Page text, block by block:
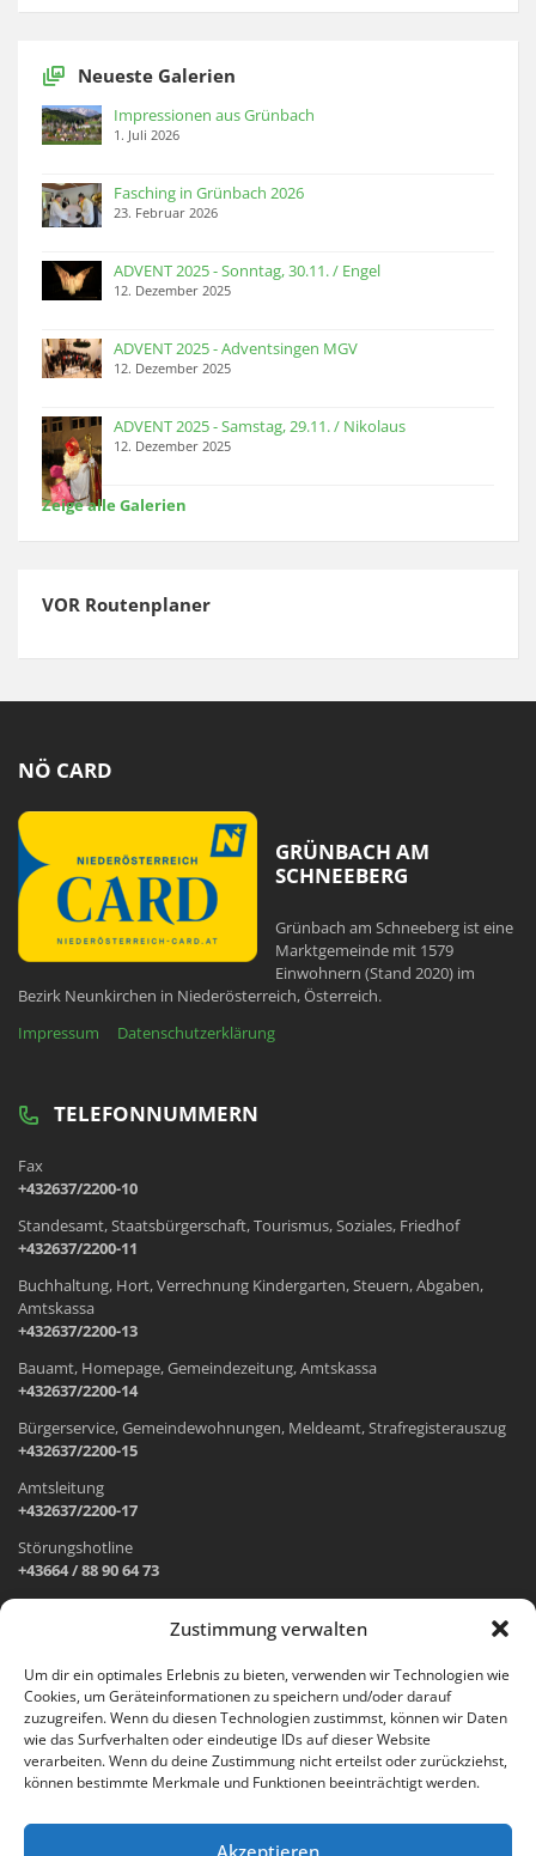
Zustimmung verwalten
Um dir ein optimales Erlebnis zu bieten, verwenden wir Technologien wie
Cookies, um Geräteinformationen zu speichern und/oder darauf
zuzugreifen. Wenn du diesen Technologien zustimmst, können wir Daten
wie das Surfverhalten oder eindeutige IDs auf dieser Website
verarbeiten. Wenn du deine Zustimmung nicht erteilst oder zurückziehst,
können bestimmte Merkmale und Funktionen beeinträchtigt werden.
Akzeptieren
Neueste Galerien
Impressionen aus Grünbach
1. Juli 2026
Fasching in Grünbach 2026
23. Februar 2026
ADVENT 2025 - Sonntag, 30.11. / Engel
12. Dezember 2025
ADVENT 2025 - Adventsingen MGV
12. Dezember 2025
ADVENT 2025 - Samstag, 29.11. / Nikolaus
12. Dezember 2025
Zeige alle Galerien
VOR Routenplaner
NÖ CARD
GRÜNBACH AM
SCHNEEBERG
Grünbach am Schneeberg ist eine
Marktgemeinde mit 1579
Einwohnern (Stand 2020) im
Bezirk Neunkirchen in Niederösterreich, Österreich.
Impressum
Datenschutzerklärung
TELEFONNUMMERN
Fax
+432637/2200-10
Standesamt, Staatsbürgerschaft, Tourismus, Soziales, Friedhof
+432637/2200-11
Buchhaltung, Hort, Verrechnung Kindergarten, Steuern, Abgaben,
Amtskassa
+432637/2200-13
Bauamt, Homepage, Gemeindezeitung, Amtskassa
+432637/2200-14
Bürgerservice, Gemeindewohnungen, Meldeamt, Strafregisterauszug
+432637/2200-15
Amtsleitung
+432637/2200-17
Störungshotline
+43664 / 88 90 64 73
Wr. Neustädter Straße 1
2733 Grünbach am Schneeberg
Öffnungszeiten Gemeindeamt:
Montag: 8.00 – 12.00 Uhr und 14.00 – 18.00 Uhr
Freitag: 8.00 – 12.00 Uhr